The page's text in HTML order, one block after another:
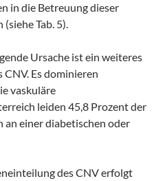
in die Betreuung dieser
Tab. 5).
Ursache ist ein weiteres
Es dominieren
vaskuläre
leiden 45,8 Prozent der
einer diabetischen oder
des CNV erfolgt